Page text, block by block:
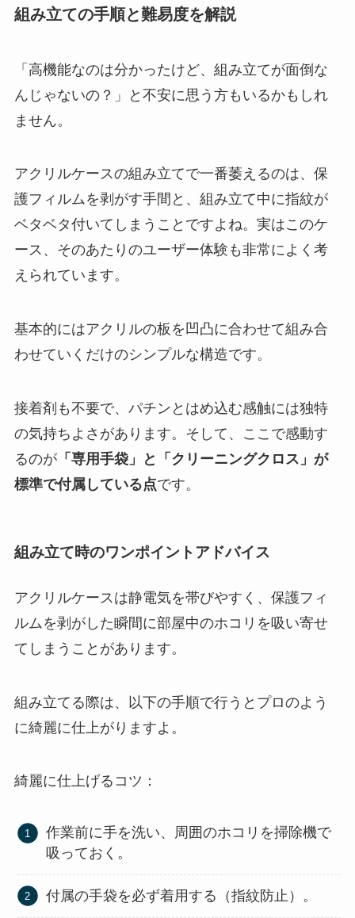
組み立ての手順と難易度を解説
「高機能なのは分かったけど、組み立てが面倒な
んじゃないの？」と不安に思う方もいるかもしれ
ません。
アクリルケースの組み立てで一番萎えるのは、保
護フィルムを剥がす手間と、組み立て中に指紋が
ベタベタ付いてしまうことですよね。実はこのケ
ース、そのあたりのユーザー体験も非常によく考
えられています。
基本的にはアクリルの板を凹凸に合わせて組み合
わせていくだけのシンプルな構造です。
接着剤も不要で、パチンとはめ込む感触には独特
の気持ちよさがあります。そして、ここで感動す
るのが「専用手袋」と「クリーニングクロス」が
標準で付属している点です。
組み立て時のワンポイントアドバイス
アクリルケースは静電気を帯びやすく、保護フィ
ルムを剥がした瞬間に部屋中のホコリを吸い寄せ
てしまうことがあります。
組み立てる際は、以下の手順で行うとプロのよう
に綺麗に仕上がりますよ。
綺麗に仕上げるコツ：
作業前に手を洗い、周囲のホコリを掃除機で
吸っておく。
付属の手袋を必ず着用する（指紋防止）。